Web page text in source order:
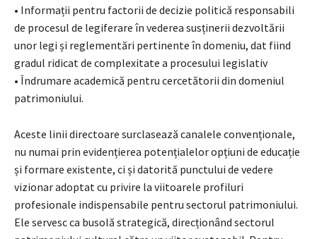
• Informații pentru factorii de decizie politică responsabili
de procesul de legiferare în vederea susținerii dezvoltării
unor legi și reglementări pertinente în domeniu, dat fiind
gradul ridicat de complexitate a procesului legislativ
• Îndrumare academică pentru cercetătorii din domeniul
patrimoniului.
Aceste linii directoare surclasează canalele convenționale,
nu numai prin evidențierea potențialelor opțiuni de educație
și formare existente, ci și datorită punctului de vedere
vizionar adoptat cu privire la viitoarele profiluri
profesionale indispensabile pentru sectorul patrimoniului.
Ele servesc ca busolă strategică, direcționând sectorul